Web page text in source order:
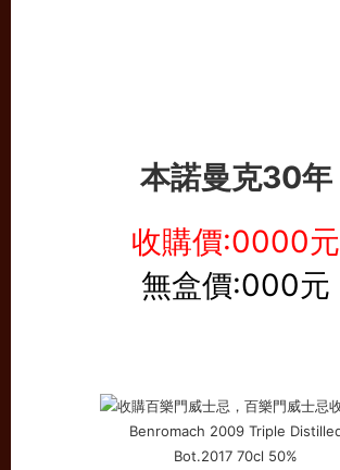
本諾曼克30年
收購價:0000元
無盒價:000元